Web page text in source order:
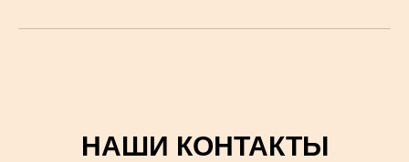
НАШИ КОНТАКТЫ